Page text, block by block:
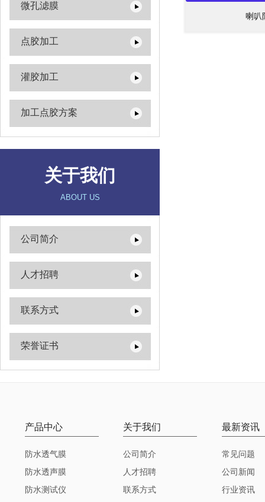
微孔滤膜
点胶加工
灌胶加工
加工点胶方案
关于我们
ABOUT US
公司简介
人才招聘
联系方式
荣誉证书
喇叭
产品中心
防水透气膜
防水透声膜
防水测试仪
关于我们
公司简介
人才招聘
联系方式
最新资讯
常见问题
公司新闻
行业资讯